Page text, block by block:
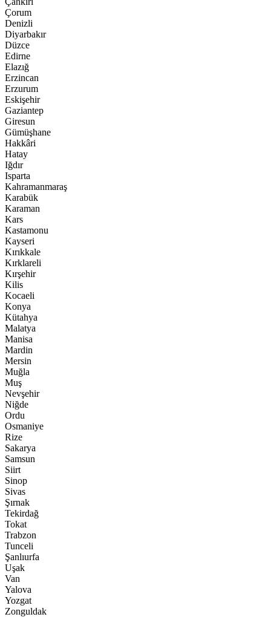
Çorum
Denizli
Diyarbakır
Düzce
Edirne
Elazığ
Erzincan
Erzurum
Eskişehir
Gaziantep
Giresun
Gümüşhane
Hakkâri
Hatay
Iğdır
Isparta
Kahramanmaraş
Karabük
Karaman
Kars
Kastamonu
Kayseri
Kırıkkale
Kırklareli
Kırşehir
Kilis
Kocaeli
Konya
Kütahya
Malatya
Manisa
Mardin
Mersin
Muğla
Muş
Nevşehir
Niğde
Ordu
Osmaniye
Rize
Sakarya
Samsun
Siirt
Sinop
Sivas
Şırnak
Tekirdağ
Tokat
Trabzon
Tunceli
Şanlıurfa
Uşak
Van
Yalova
Yozgat
Zonguldak